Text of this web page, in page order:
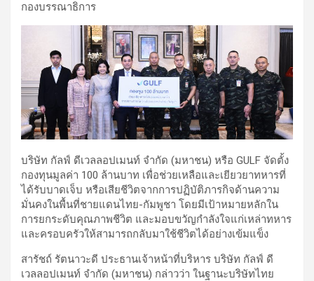
กองบรรณาธิการ
บริษัท กัลฟ์ ดีเวลลอปเมนท์ จำกัด (มหาชน) หรือ GULF จัดตั้ง
กองทุนมูลค่า 100 ล้านบาท เพื่อช่วยเหลือและเยียวยาทหารที่
ได้รับบาดเจ็บ หรือเสียชีวิตจากการปฏิบัติภารกิจด้านความ
มั่นคงในพื้นที่ชายแดนไทย-กัมพูชา โดยมีเป้าหมายหลักใน
การยกระดับคุณภาพชีวิต และมอบขวัญกำลังใจแก่เหล่าทหาร
และครอบครัวให้สามารถกลับมาใช้ชีวิตได้อย่างเข้มแข็ง
สารัชถ์ รัตนาวะดี ประธานเจ้าหน้าที่บริหาร บริษัท กัลฟ์ ดี
เวลลอปเมนท์ จำกัด (มหาชน) กล่าวว่า ในฐานะบริษัทไทย